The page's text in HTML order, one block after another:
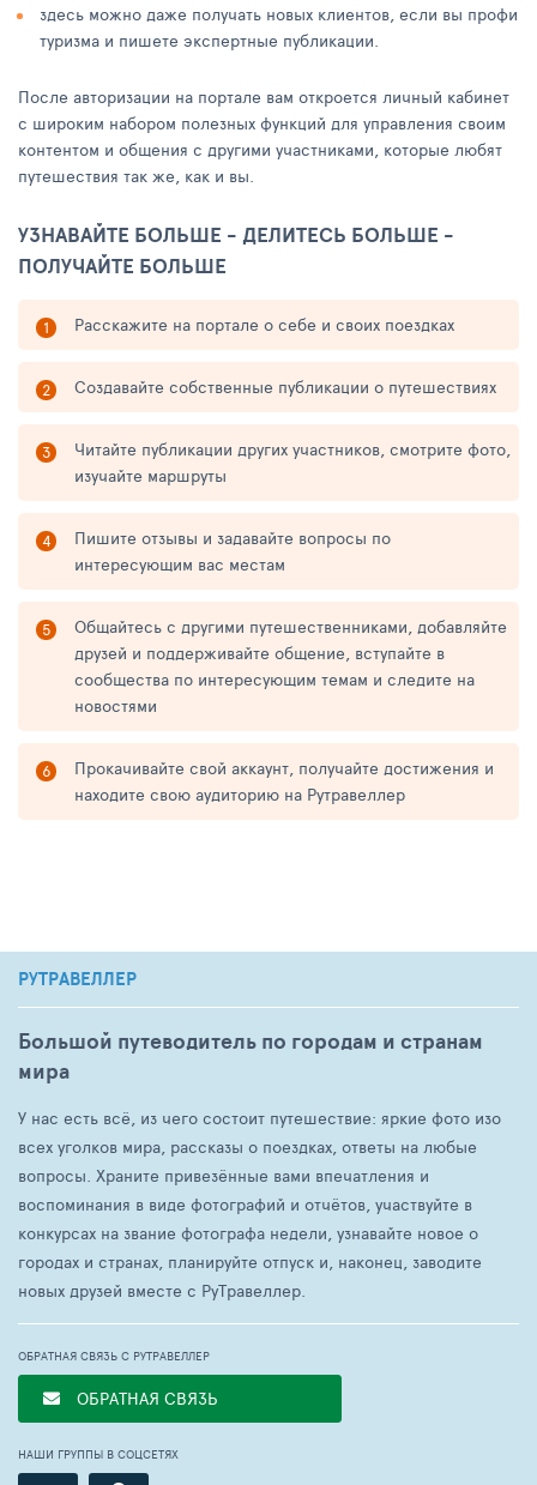
здесь можно даже получать новых клиентов, если вы профи
туризма и пишете экспертные публикации.
После авторизации на портале вам откроется личный кабинет
с широким набором полезных функций для управления своим
контентом и общения с другими участниками, которые любят
путешествия так же, как и вы.
УЗНАВАЙТЕ БОЛЬШЕ - ДЕЛИТЕСЬ БОЛЬШЕ -
ПОЛУЧАЙТЕ БОЛЬШЕ
Расскажите на портале о себе и своих поездках
Создавайте собственные публикации о путешествиях
Читайте публикации других участников, смотрите фото,
изучайте маршруты
Пишите отзывы и задавайте вопросы по
интересующим вас местам
Общайтесь с другими путешественниками, добавляйте
друзей и поддерживайте общение, вступайте в
сообщества по интересующим темам и следите на
новостями
Прокачивайте свой аккаунт, получайте достижения и
находите свою аудиторию на Рутравеллер
РУТРАВЕЛЛЕР
Большой путеводитель по городам и странам
мира
У нас есть всё, из чего состоит путешествие: яркие фото изо
всех уголков мира, рассказы о поездках, ответы на любые
вопросы. Храните привезённые вами впечатления и
воспоминания в виде фотографий и отчётов, участвуйте в
конкурсах на звание фотографа недели, узнавайте новое о
городах и странах, планируйте отпуск и, наконец, заводите
новых друзей вместе с РуТравеллер.
ОБРАТНАЯ СВЯЗЬ С РУТРАВЕЛЛЕР
ОБРАТНАЯ СВЯЗЬ
НАШИ ГРУППЫ В СОЦСЕТЯХ